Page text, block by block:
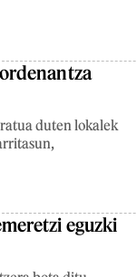
duten lokalek
eguzki